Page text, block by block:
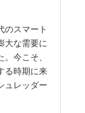
のスマート
大な需要に
今こそ、
る時期に来
ュレッダー